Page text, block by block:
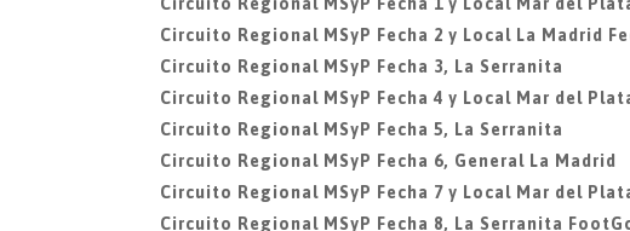
Circuito Regional MSyP Fecha 2 y Local La Madrid
Circuito Regional MSyP Fecha 3, La Serranita
Circuito Regional MSyP Fecha 4 y Local Mar del
Circuito Regional MSyP Fecha 5, La Serranita
Circuito Regional MSyP Fecha 6, General La Madrid
Circuito Regional MSyP Fecha 7 y Local Mar del
Circuito Regional MSyP Fecha 8, La Serranita